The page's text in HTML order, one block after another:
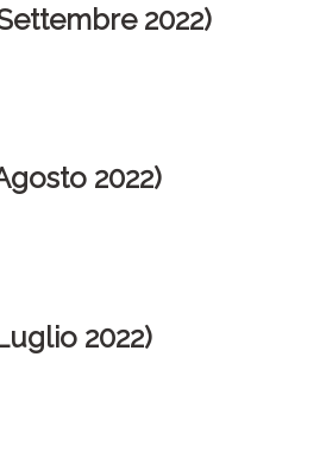
2022)
2022)
2022)